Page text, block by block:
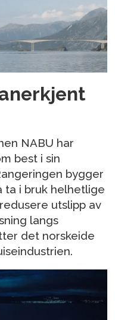
NABU har
best i sin
bygger
ta i bruk helhetlige
utslipp av
langs
det norskeide